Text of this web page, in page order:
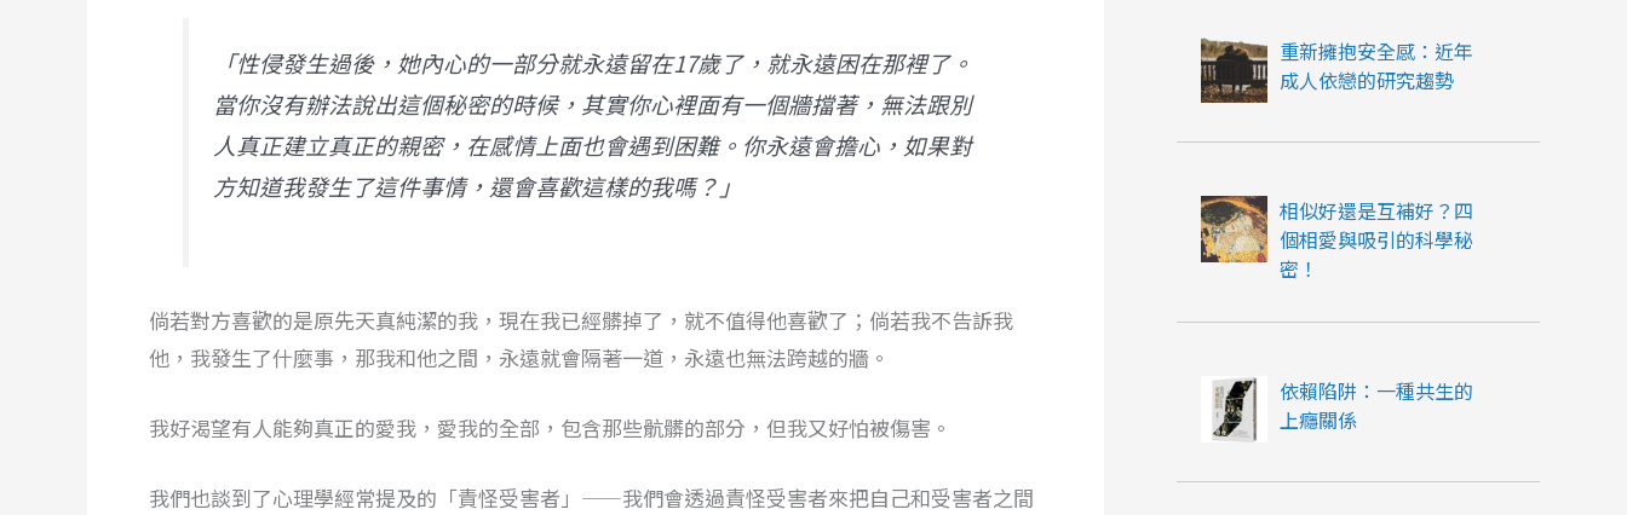
「性侵發生過後，她內心的一部分就永遠留在17歲了，就永遠困在那裡了。
當你沒有辦法說出這個秘密的時候，其實你心裡面有一個牆擋著，無法跟別
人真正建立真正的親密，在感情上面也會遇到困難。你永遠會擔心，如果對
方知道我發生了這件事情，還會喜歡這樣的我嗎？」
倘若對方喜歡的是原先天真純潔的我，現在我已經髒掉了，就不值得他喜歡了；倘若我不告訴我
他，我發生了什麼事，那我和他之間，永遠就會隔著一道，永遠也無法跨越的牆。
我好渴望有人能夠真正的愛我，愛我的全部，包含那些骯髒的部分，但我又好怕被傷害。
我們也談到了心理學經常提及的「責怪受害者」——我們會透過責怪受害者來把自己和受害者之間
重新擁抱安全感：近年
成人依戀的研究趨勢
相似好還是互補好？四
個相愛與吸引的科學秘
密！
依賴陷阱：一種共生的
上癮關係